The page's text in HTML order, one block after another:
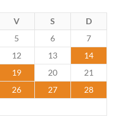
V S
D
5 6
7
12 13
14
19 20
21
26 27
28